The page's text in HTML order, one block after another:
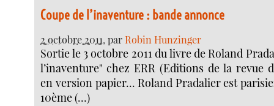
Coupe de l’inaventure : bande annonce
2 octobre 2011, parRobin Hunzinger
Sortie le 3 octobre 2011 du livre de Roland
l’inaventure" chez ERR (Editions de la revue
en version papier... Roland Pradalier est
10ème (…)